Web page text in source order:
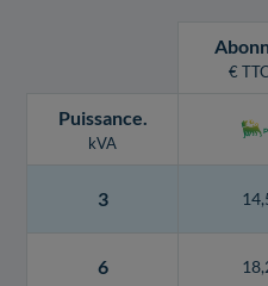
€
Puissance.
kVA
3
6